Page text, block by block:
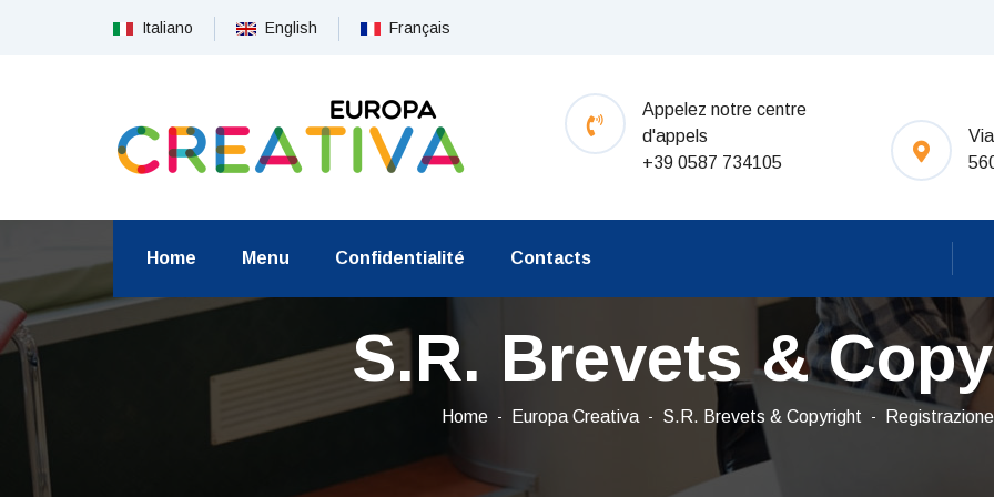
Italiano English Français
Appelez notre centre
d'appels
+39 0587 734105
Home Menu Confidentialité Contacts
S.R. Brevets &
Home Europa Creativa S.R. Brevets & Copyright